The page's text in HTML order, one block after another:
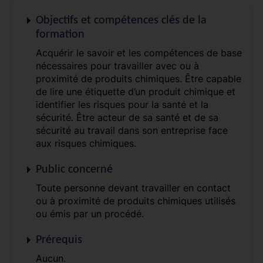
Objectifs et compétences clés de la
formation
Acquérir le savoir et les compétences de base
nécessaires pour travailler avec ou à
proximité de produits chimiques. Être capable
de lire une étiquette d’un produit chimique et
identifier les risques pour la santé et la
sécurité. Être acteur de sa santé et de sa
sécurité au travail dans son entreprise face
aux risques chimiques.
Public concerné
Toute personne devant travailler en contact
ou à proximité de produits chimiques utilisés
ou émis par un procédé.
Prérequis
Aucun.